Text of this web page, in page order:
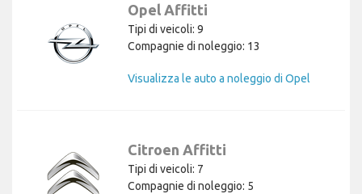
Opel Affitti
Tipi di veicoli: 9
Compagnie di noleggio: 13
Visualizza le auto a noleggio di Opel
Citroen Affitti
Tipi di veicoli: 7
Compagnie di noleggio: 5